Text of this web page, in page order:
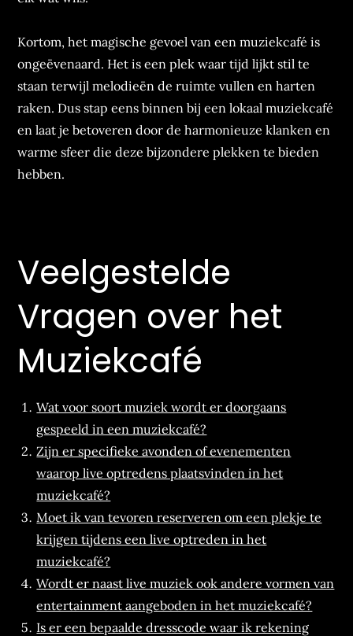
Kortom, het magische gevoel van een muziekcafé is
ongeëvenaard. Het is een plek waar tijd lijkt stil te
staan terwijl melodieën de ruimte vullen en harten
raken. Dus stap eens binnen bij een lokaal muziekcafé
en laat je betoveren door de harmonieuze klanken en
warme sfeer die deze bijzondere plekken te bieden
hebben.
Veelgestelde
Vragen over het
Muziekcafé
Wat voor soort muziek wordt er doorgaans
gespeeld in een muziekcafé?
Zijn er specifieke avonden of evenementen
waarop live optredens plaatsvinden in het
muziekcafé?
Moet ik van tevoren reserveren om een plekje te
krijgen tijdens een live optreden in het
muziekcafé?
Wordt er naast live muziek ook andere vormen van
entertainment aangeboden in het muziekcafé?
Is er een bepaalde dresscode waar ik rekening